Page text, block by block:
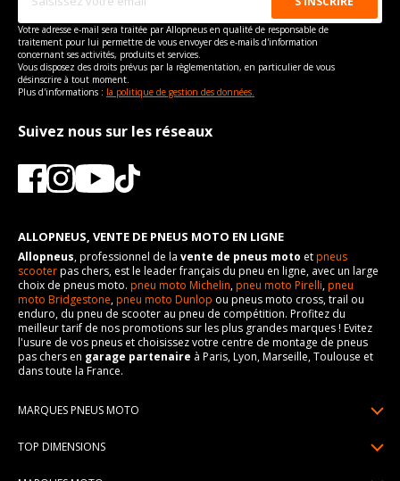
Votre adresse e-mail sera traitée par Allopneus en qualité de responsable de
traitement pour lui permettre de vous envoyer des e-mails d'information
concernant ses activités, produits et services.
Vous disposez des droits prévus par la règlementation, en particulier de vous
désinscrire à tout moment.
Plus d'informations : la politique de gestion des données.
Suivez nous sur les réseaux
ALLOPNEUS, VENTE DE PNEUS MOTO EN LIGNE
Allopneus, professionnel de la vente de pneus moto etpneus
scooterpas chers, est le leader français du pneu en ligne, avec un large
choix de pneus moto. pneu moto Michelin,pneu moto Pirelli,pneu
moto Bridgestone,pneu moto Dunlop ou pneus moto cross, trail ou
enduro, du pneu de scooter au pneu de compétition. Profitez du
meilleur tarif de nos promotions sur les plus grandes marques ! Evitez
l'usure de vos pneus et choisissez votre centre de montage de pneus
pas chers en garage partenaire à Paris, Lyon, Marseille, Toulouse et
dans toute la France.
MARQUES PNEUS MOTO
TOP DIMENSIONS